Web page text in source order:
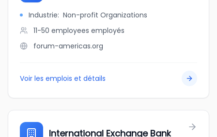
Industrie: Non-profit Organizations
11-50 employees employés
forum-americas.org
Voir les emplois et détails
International Exchange Bank